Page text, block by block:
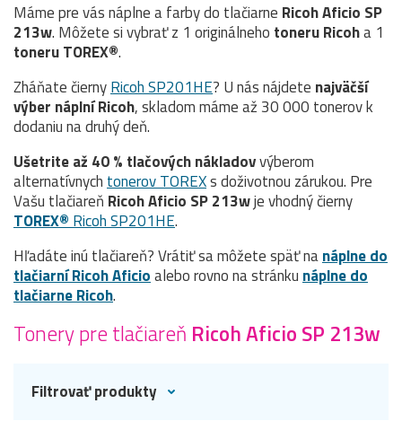
Máme pre vás náplne a farby do tlačiarne Ricoh Aficio SP
213w. Môžete si vybrať z 1 originálneho toneruRicoha 1
toneru TOREX®.
Zháňate čiernyRicoh SP201HE? U nás nájdete najväčší
výber náplní Ricoh, skladom máme až 30 000 tonerov k
dodaniu na druhý deň.
Ušetrite až 40 % tlačových nákladovvýberom
alternatívnychtonerov TOREXs doživotnou zárukou. Pre
Vašu tlačiareň Ricoh Aficio SP 213wje vhodný čierny
TOREX®Ricoh SP201HE.
Hľadáte inú tlačiareň? Vrátiť sa môžete späť nanáplne do
tlačiarní Ricoh Aficioalebo rovno na stránkunáplne do
tlačiarne Ricoh.
Tonery pre tlačiareň Ricoh Aficio SP 213w
Filtrovať produkty